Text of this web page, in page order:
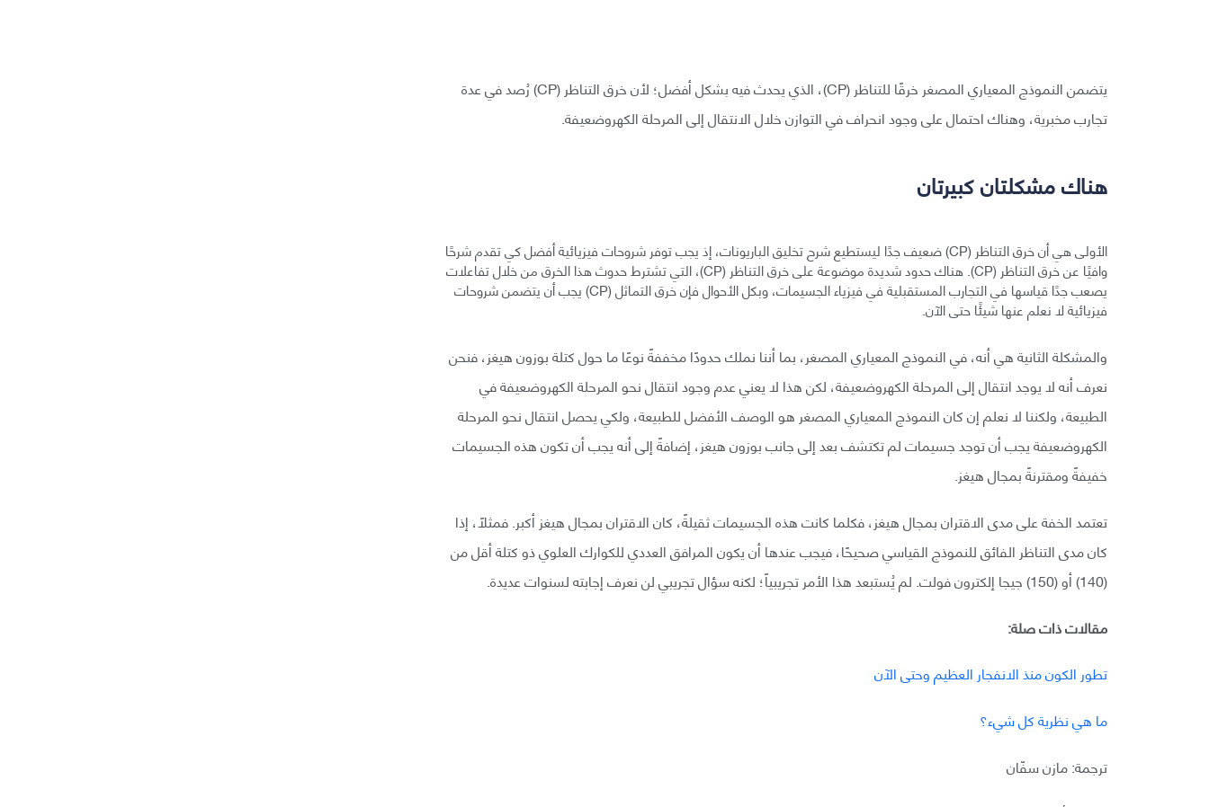
يتضمن النموذج المعياري المصغر خرقًا للتناظر (CP)، الذي يحدث فيه بشكل أفضل؛ لأن خرق التناظر (CP) رُصد في عدة
تجارب مخبرية، وهناك احتمال على وجود انحراف في التوازن خلال الانتقال إلى المرحلة الكهروضعيفة.
هناك مشكلتان كبيرتان
الأولى هي أن خرق التناظر (CP) ضعيف جدًا ليستطيع شرح تخليق الباريونات، إذ يجب توفر شروحات فيزيائية أفضل كي تقدم شرحًا
وافيًا عن خرق التناظر (CP). هناك حدود شديدة موضوعة على خرق التناظر (CP)، التي تشترط حدوث هذا الخرق من خلال تفاعلات
يصعب جدًا قياسها في التجارب المستقبلية في فيزياء الجسيمات، وبكل الأحوال فإن خرق التماثل (CP) يجب أن يتضمن شروحات
فيزيائية لا نعلم عنها شيئًا حتى الآن.
والمشكلة الثانية هي أنه، في النموذج المعياري المصغر، بما أننا نملك حدودًا مخففةً نوعًا ما حول كتلة بوزون هيغز، فنحن
نعرف أنه لا يوجد انتقال إلى المرحلة الكهروضعيفة، لكن هذا لا يعني عدم وجود انتقال نحو المرحلة الكهروضعيفة في
الطبيعة، ولكننا لا نعلم إن كان النموذج المعياري المصغر هو الوصف الأفضل للطبيعة، ولكي يحصل انتقال نحو المرحلة
الكهروضعيفة يجب أن توجد جسيمات لم تكتشف بعد إلى جانب بوزون هيغز، إضافةً إلى أنه يجب أن تكون هذه الجسيمات
خفيفةً ومقترنةً بمجال هيغز.
تعتمد الخفة على مدى الاقتران بمجال هيغز، فكلما كانت هذه الجسيمات ثقيلةً، كان الاقتران بمجال هيغز أكبر. فمثلًا، إذا
كان مدى التناظر الفائق للنموذج القياسي صحيحًا، فيجب عندها أن يكون المرافق العددي للكوارك العلوي ذو كتلة أقل من
(140) أو (150) جيجا إلكترون فولت. لم يُستبعد هذا الأمر تجريبياً؛ لكنه سؤال تجريبي لن نعرف إجابته لسنوات عديدة.
مقالات ذات صلة:
تطور الكون منذ الانفجار العظيم وحتى الآن
ما هي نظرية كل شيء؟
ترجمة: مازن سفّان